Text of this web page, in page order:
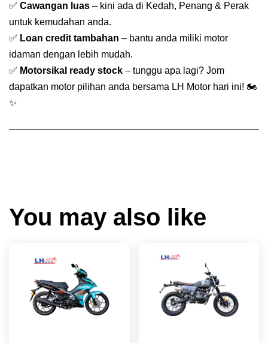
✅ Cawangan luas – kini ada di Kedah, Penang & Perak
untuk kemudahan anda.
✅ Loan credit tambahan – bantu anda miliki motor
idaman dengan lebih mudah.
✅ Motorsikal ready stock – tunggu apa lagi? Jom
dapatkan motor pilihan anda bersama LH Motor hari ini! 🏍️
✨
You may also like